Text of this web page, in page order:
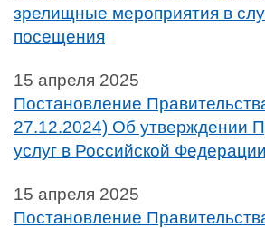
зрелищные мероприятия в
посещения
15 апреля 2025
Постановление
27.12.2024) Об утверждении
услуг в Российской Федерации
15 апреля 2025
Постановление